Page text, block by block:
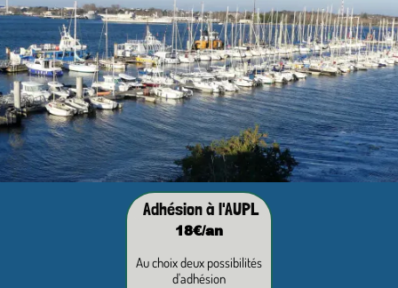
Adhésion à l'AUPL
18€/an
Au choix deux possibilités
d'adhésion